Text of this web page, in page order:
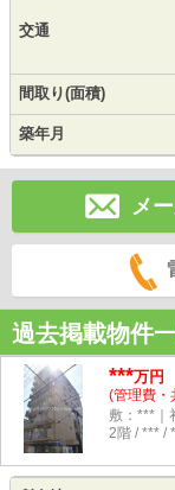
交通
間取り(面積)
築年月
メ
過去掲載物件
***万円
(管理費・
敷：***｜
2階 / *** /